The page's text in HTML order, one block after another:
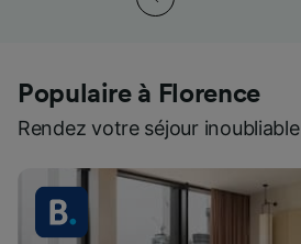
Populaire à Florence
Rendez votre séjour inoubliable